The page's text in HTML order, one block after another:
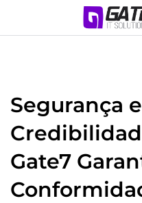
Segurança e
Gate7